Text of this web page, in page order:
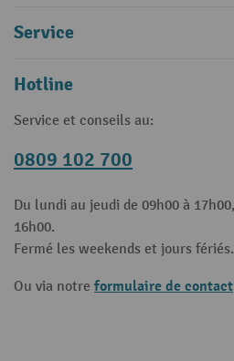
Service
Hotline
Service et conseils au:
0809 102 700
Du lundi au jeudi de 09h00 à
16h00.
Fermé les weekends et jours fériés.
Ou via notre formulaire de contact